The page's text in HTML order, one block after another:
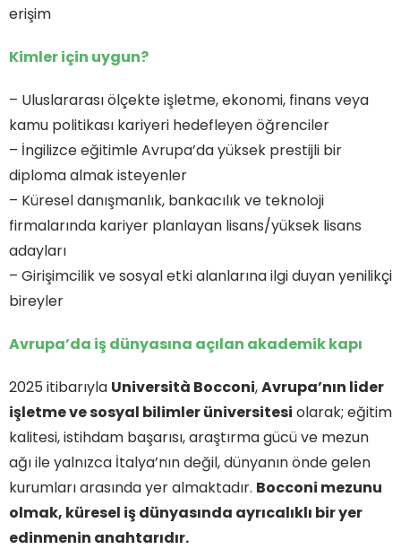
erişim
Kimler için uygun?
– Uluslararası ölçekte işletme, ekonomi, finans veya
kamu politikası kariyeri hedefleyen öğrenciler
– İngilizce eğitimle Avrupa’da yüksek prestijli bir
diploma almak isteyenler
– Küresel danışmanlık, bankacılık ve teknoloji
firmalarında kariyer planlayan lisans/yüksek lisans
adayları
– Girişimcilik ve sosyal etki alanlarına ilgi duyan yenilikçi
bireyler
Avrupa’da iş dünyasına açılan akademik kapı
2025 itibarıyla Università Bocconi,Avrupa’nın lider
işletme ve sosyal bilimler üniversitesi olarak; eğitim
kalitesi, istihdam başarısı, araştırma gücü ve mezun
ağı ile yalnızca İtalya’nın değil, dünyanın önde gelen
kurumları arasında yer almaktadır. Bocconi mezunu
olmak, küresel iş dünyasında ayrıcalıklı bir yer
edinmenin anahtarıdır.